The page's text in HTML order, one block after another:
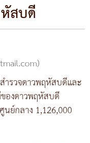
สบดี
ำรวจดาวพฤหัสบดีและ
องดาวพฤหัสบดี
ย์กลาง 1,126,000